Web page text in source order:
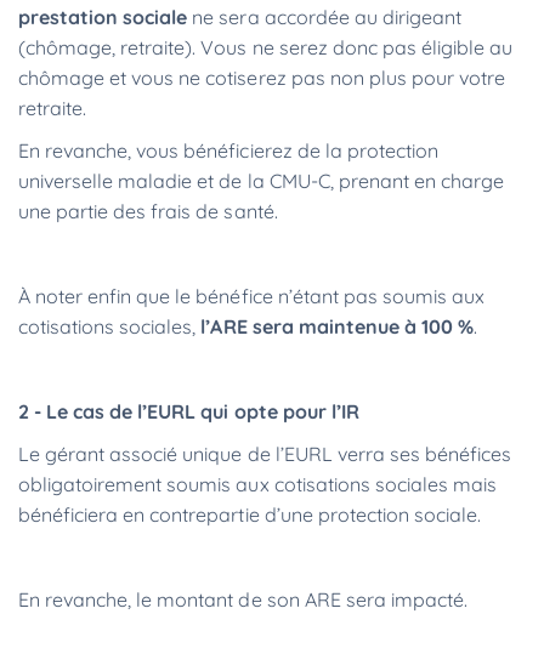
prestation sociale ne sera accordée au dirigeant
(chômage, retraite). Vous ne serez donc pas éligible au
chômage et vous ne cotiserez pas non plus pour votre
retraite.
En revanche, vous bénéficierez de la protection
universelle maladie et de la CMU-C, prenant en charge
une partie des frais de santé.
À noter enfin que le bénéfice n’étant pas soumis aux
cotisations sociales, l’ARE sera maintenue à 100 %.
2 - Le cas de l’EURL qui opte pour l’IR
Le gérant associé unique de l’EURL verra ses bénéfices
obligatoirement soumis aux cotisations sociales mais
bénéficiera en contrepartie d’une protection sociale.
En revanche, le montant de son ARE sera impacté.